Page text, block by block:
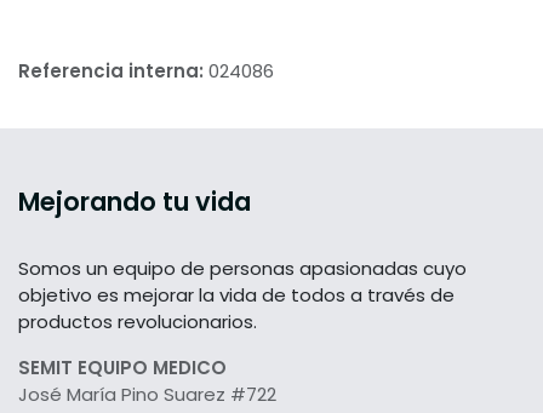
Referencia interna: 024086
Mejorando tu vida
Somos un equipo de personas apasionadas cuyo
objetivo es mejorar la vida de todos a través de
productos revolucionarios.
SEMIT EQUIPO MEDICO
José María Pino Suarez #722